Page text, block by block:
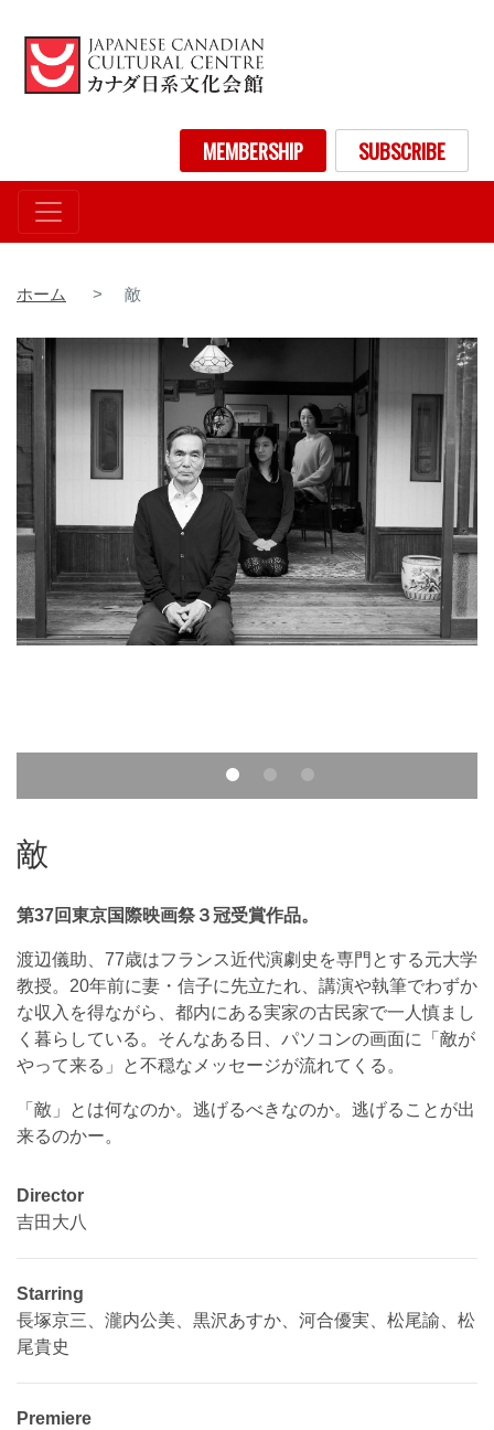
イ
ン
コ
テ
ン
User account menuMEMBERSHIP SUBSCRIBE
ホーム 敵
敵
第37回東京国際映画祭３冠受賞作品。
渡辺儀助、77歳はフランス近代演劇史を専門とする元大学
教授。20年前に妻・信子に先立たれ、講演や執筆でわずか
な収入を得ながら、都内にある実家の古民家で一人慎まし
く暮らしている。そんなある日、パソコンの画面に「敵が
やって来る」と不穏なメッセージが流れてくる。
「敵」とは何なのか。逃げるべきなのか。逃げることが出
来るのかー。
Director
吉田大八
Starring
長塚京三、瀧内公美、黒沢あすか、河合優実、松尾諭、松
尾貴史
Premiere